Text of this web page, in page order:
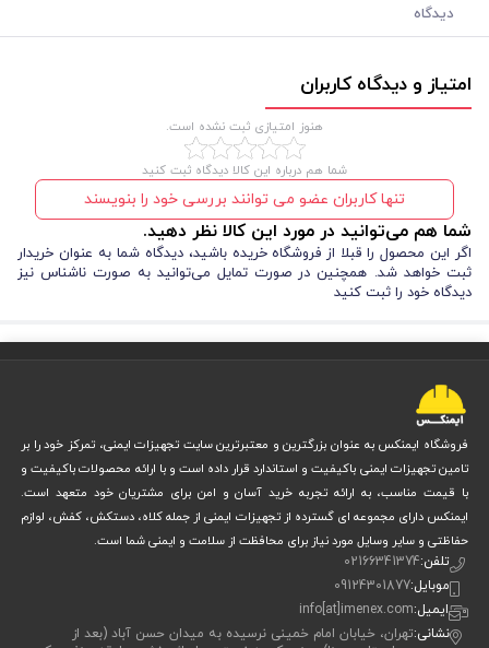
دیدگاه
امتیاز و دیدگاه کاربران
هنوز امتیازی ثبت نشده است.
شما هم درباره این کالا دیدگاه ثبت کنید
تنها کاربران عضو می توانند بررسی خود را بنویسند
شما هم می‌توانید در مورد این کالا نظر دهید.
اگر این محصول را قبلا از فروشگاه خریده باشید، دیدگاه شما به عنوان خریدار
ثبت خواهد شد. همچنین در صورت تمایل می‌توانید به صورت ناشناس نیز
دیدگاه خود را ثبت کنید
فروشگاه ایمنکس به عنوان بزرگترین و معتبرترین سایت تجهیزات ایمنی، تمرکز خود را بر
تامین تجهیزات ایمنی باکیفیت و استاندارد قرار داده است و با ارائه محصولات باکیفیت و
با قیمت مناسب، به ارائه تجربه خرید آسان و امن برای مشتریان خود متعهد است.
ایمنکس دارای مجموعه ای گسترده از تجهیزات ایمنی از جمله کلاه، دستکش، کفش، لوازم
حفاظتی و سایر وسایل مورد نیاز برای محافظت از سلامت و ایمنی شما است.
تلفن:02166341374
موبایل:09124301877
ایمیل:info[at]imenex.com
نشانی:تهران، خیابان امام خمینی نرسیده به میدان حسن آباد (بعد از